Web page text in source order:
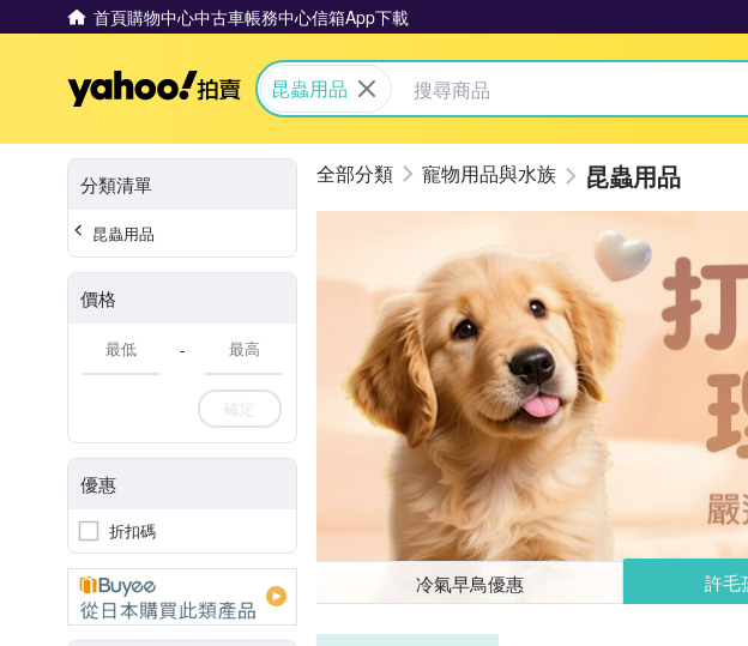
首頁購物中心中古車帳務中心信箱App下載
Yahoo拍賣
昆蟲用品
分類清單
昆蟲用品
價格
-
確定
優惠
折扣碼
寵物用品與水族 昆蟲用品
冷氣早鳥優惠 許毛